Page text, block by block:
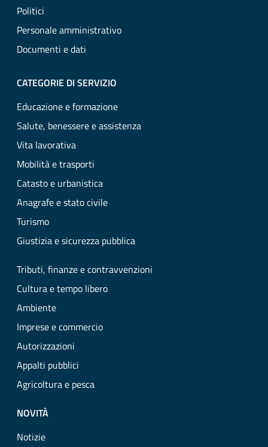
Politici
Personale amministrativo
Documenti e dati
CATEGORIE DI SERVIZIO
Educazione e formazione
Salute, benessere e assistenza
Vita lavorativa
Mobilità e trasporti
Catasto e urbanistica
Anagrafe e stato civile
Turismo
Giustizia e sicurezza pubblica
Tributi, finanze e contravvenzioni
Cultura e tempo libero
Ambiente
Imprese e commercio
Autorizzazioni
Appalti pubblici
Agricoltura e pesca
NOVITÀ
Notizie